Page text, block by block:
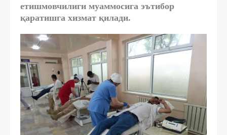
етишмовчилиги муаммосига эътибор
қаратишга хизмат қилади.